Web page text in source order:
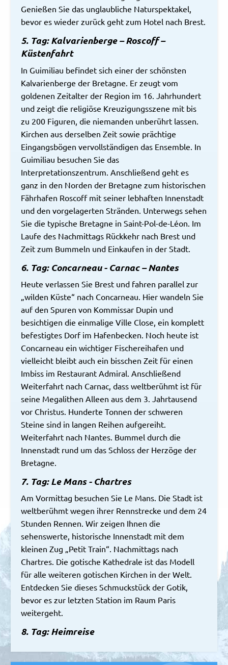
Genießen Sie das unglaubliche Naturspektakel,
bevor es wieder zurück geht zum Hotel nach Brest.
5. Tag: Kalvarienberge – Roscoff –
Küstenfahrt
In Guimiliau befindet sich einer der schönsten
Kalvarienberge der Bretagne. Er zeugt vom
goldenen Zeitalter der Region im 16. Jahrhundert
und zeigt die religiöse Kreuzigungsszene mit bis
zu 200 Figuren, die niemanden unberührt lassen.
Kirchen aus derselben Zeit sowie prächtige
Eingangsbögen vervollständigen das Ensemble. In
Guimiliau besuchen Sie das
Interpretationszentrum. Anschließend geht es
ganz in den Norden der Bretagne zum historischen
Fährhafen Roscoff mit seiner lebhaften Innenstadt
und den vorgelagerten Stränden. Unterwegs sehen
Sie die typische Bretagne in Saint-Pol-de-Léon. Im
Laufe des Nachmittags Rückkehr nach Brest und
Zeit zum Bummeln und Einkaufen in der Stadt.
6. Tag: Concarneau - Carnac – Nantes
Heute verlassen Sie Brest und fahren parallel zur
„wilden Küste“ nach Concarneau. Hier wandeln Sie
auf den Spuren von Kommissar Dupin und
besichtigen die einmalige Ville Close, ein komplett
befestigtes Dorf im Hafenbecken. Noch heute ist
Concarneau ein wichtiger Fischereihafen und
vielleicht bleibt auch ein bisschen Zeit für einen
Imbiss im Restaurant Admiral. Anschließend
Weiterfahrt nach Carnac, dass weltberühmt ist für
seine Megalithen Alleen aus dem 3. Jahrtausend
vor Christus. Hunderte Tonnen der schweren
Steine sind in langen Reihen aufgereiht.
Weiterfahrt nach Nantes. Bummel durch die
Innenstadt rund um das Schloss der Herzöge der
Bretagne.
7. Tag: Le Mans - Chartres
Am Vormittag besuchen Sie Le Mans. Die Stadt ist
weltberühmt wegen ihrer Rennstrecke und dem 24
Stunden Rennen. Wir zeigen Ihnen die
sehenswerte, historische Innenstadt mit dem
kleinen Zug „Petit Train“. Nachmittags nach
Chartres. Die gotische Kathedrale ist das Modell
für alle weiteren gotischen Kirchen in der Welt.
Entdecken Sie dieses Schmuckstück der Gotik,
bevor es zur letzten Station im Raum Paris
weitergeht.
8. Tag: Heimreise